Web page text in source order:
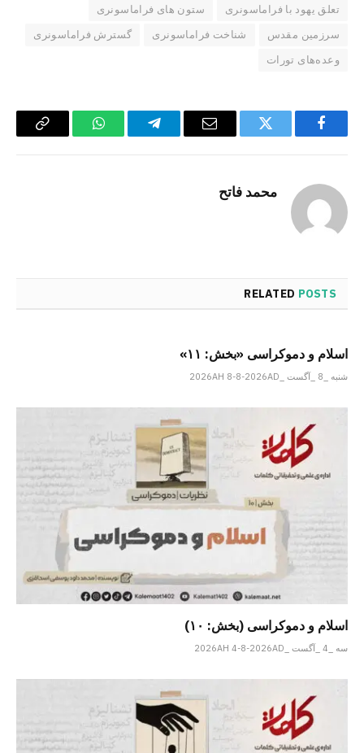
تعلق یهود با فراماسونری
ستون های فراماسونری
سرزمین مقدس
شناخت فراماسونری
گسترش فراماسونری
وعده‌های تورات
Facebook
Twitter
Email
Telegram
WhatsApp
Copy
محمد فاتح
RELATED POSTS
اسلام و دموکراسی «بخش: ۱۱»
شنبه _8 _آگست _2026AH 8-8-2026AD
اسلام و دموکراسی (بخش: ۱۰)
سه _4 _آگست _2026AH 4-8-2026AD